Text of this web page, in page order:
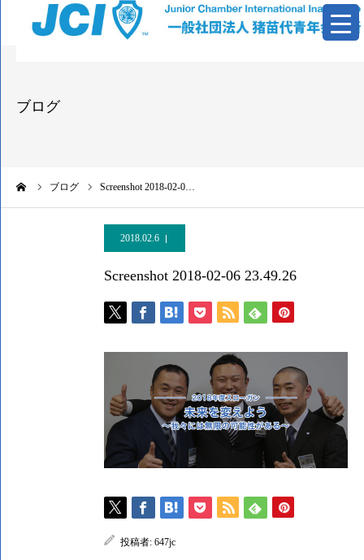
ブログ
ブログ Screenshot 2018-02-0…
2018.02.6
Screenshot 2018-02-06 23.49.26
投稿者: 647jc
情報公開
お問い合わせ